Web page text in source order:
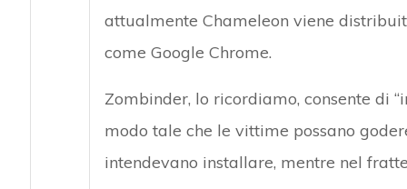
attualmente Chameleon viene
come Google Chrome.
Zombinder, lo ricordiamo, consente di
modo tale che le vittime possano
intendevano installare, mentre nel